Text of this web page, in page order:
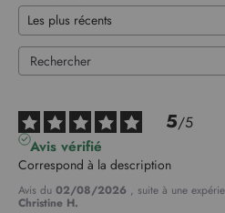
5/5
Avis vérifié
Correspond à la description
Avis du 02/08/2026 , suite à une
Christine H.